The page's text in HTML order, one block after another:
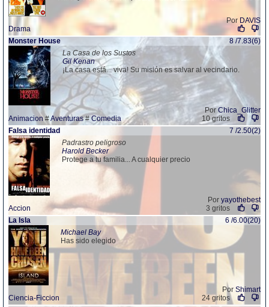
Por DAVIS
Drama
Monster House
8 /7.83(6)
La Casa de los Sustos
Gil Kenan
¡La casa está... viva! Su misión es salvar al vecindario.
Por Chica_Glitter
Animacion#Aventuras# Comedia
10 gritos
Falsa identidad
7 /2.50(2)
Padrastro peligroso
Harold Becker
Protege a tu familia... A cualquier precio
Por yayothebest
Accion
3 gritos
La Isla
6 /6.00(20)
Michael Bay
Has sido elegido
Por Shimart
Ciencia-Ficcion
24 gritos